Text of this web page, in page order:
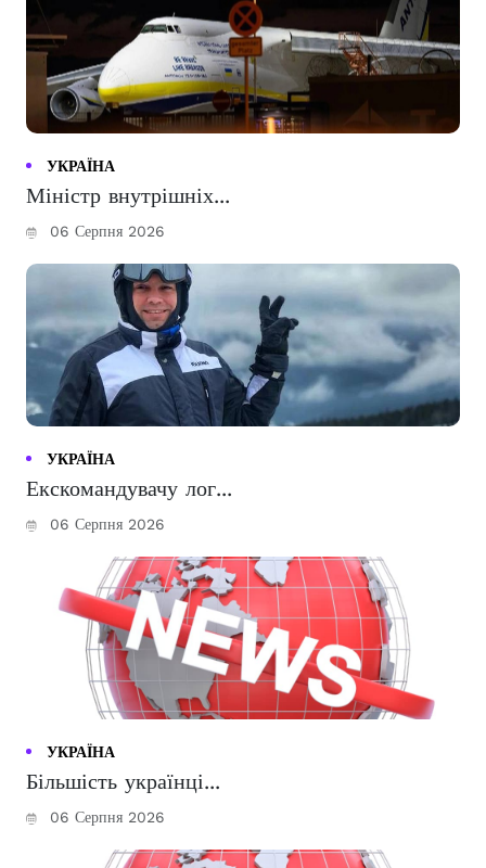
УКРАЇНА
Міністр внутрішніх...
06 Серпня 2026
УКРАЇНА
Екскомандувачу лог...
06 Серпня 2026
УКРАЇНА
Більшість українці...
06 Серпня 2026